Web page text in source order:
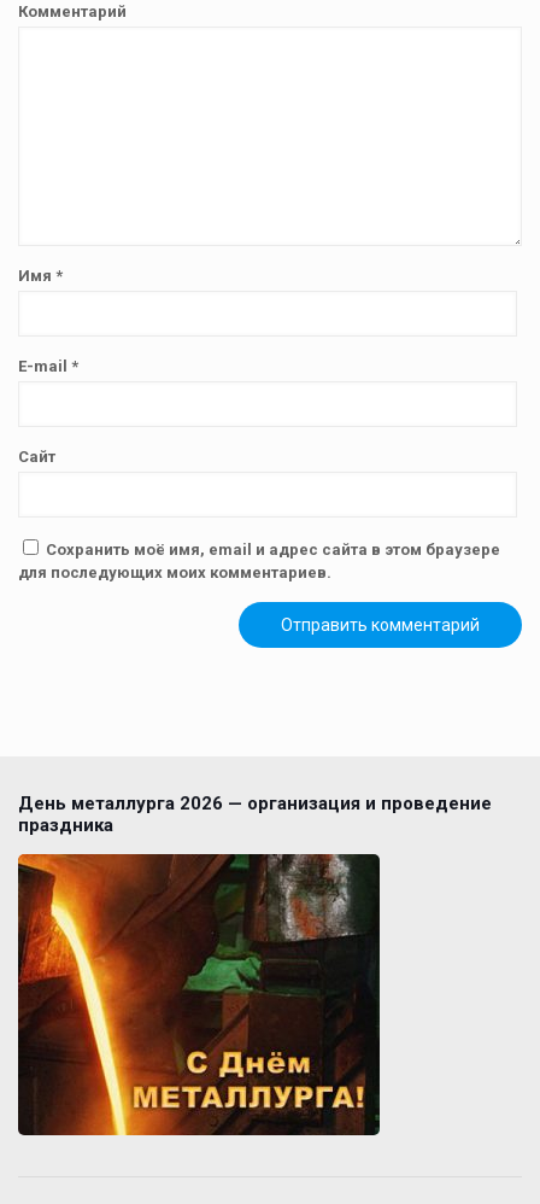
Комментарий
Имя *
E-mail *
Сайт
Сохранить моё имя, email и адрес сайта в этом браузере
для последующих моих комментариев.
День металлурга 2026 — организация и проведение
праздника